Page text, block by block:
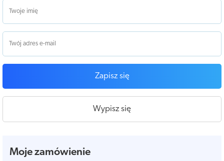
Zapisz się
Wypisz się
Moje zamówienie